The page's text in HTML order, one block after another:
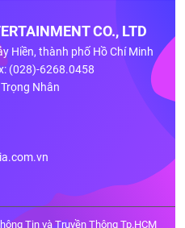
CO., LTD
Hiền, thành phố Hồ Chí Minh
(028)-6268.0458
Nhân
Tin và Truyền Thông Tp.HCM